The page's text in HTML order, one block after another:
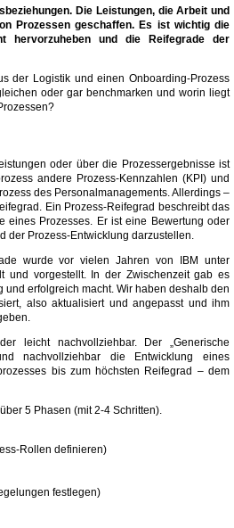
Die Leistungen, die Arbeit und
Prozessen geschaffen. Es ist wichtig die
hervorzuheben und die Reifegrade der
der Logistik und einen Onboarding-Prozess
oder gar benchmarken und worin liegt
oder über die Prozessergebnisse ist
andere Prozess-Kennzahlen (KPI) und
des Personalmanagements. Allerdings –
Ein Prozess-Reifegrad beschreibt das
eines Prozesses. Er ist eine Bewertung oder
der Prozess-Entwicklung darzustellen.
wurde vor vielen Jahren von IBM unter
und vorgestellt. In der Zwischenzeit gab es
erfolgreich macht. Wir haben deshalb den
also aktualisiert und angepasst und ihm
leicht nachvollziehbar. Der „Generische
nachvollziehbar die Entwicklung eines
bis zum höchsten Reifegrad – dem
5 Phasen (mit 2-4 Schritten).
Rollen definieren)
festlegen)